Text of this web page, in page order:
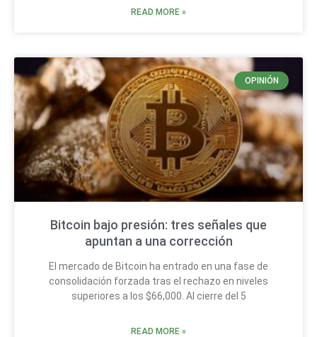
READ MORE »
OPINIÓN
Bitcoin bajo presión: tres señales que
apuntan a una corrección
El mercado de Bitcoin ha entrado en una fase de
consolidación forzada tras el rechazo en niveles
superiores a los $66,000. Al cierre del 5
READ MORE »